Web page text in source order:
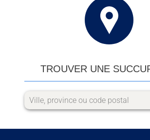
TROUVER UNE